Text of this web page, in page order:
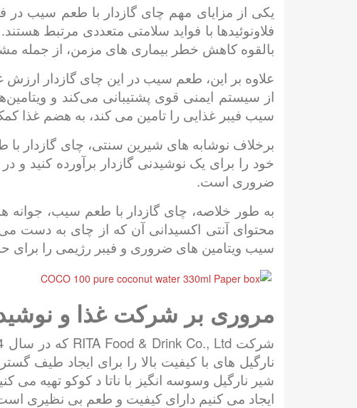
یکی از مزایای مهم چای گازدار با طعم سیب در
فلاونوئیدها با فواید سلامتی متعددی مرتبط
بالقوه کاهش خطر بیماری های مزمن، از جمله
سیب فیبر غذایی را تامین می کند، به هضم غذا
برخلاف نوشابه های شیرین سنتی، چای گازدار
خود را برای یک نوشیدنی گازدار برآورده
ضروری است.
به طور خلاصه، چای گازدار با طعم سیب،
محتوای آنتی اکسیدانی آن که از چای به دست
سیب ویتامین های ضروری و فیبر رژیمی را
مروری بر شرکت غذا و
نارگیل های با کیفیت بالا را برای ایجاد طیف
شیر نارگیل وسوسه انگیز با ناتا د کوکو تهیه می
ایجاد می کنیم دارای کیفیت و طعم بی نظیری